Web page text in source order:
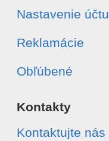
Nastavenie účtu
Reklamácie
Obľúbené
Kontakty
Kontaktujte nás